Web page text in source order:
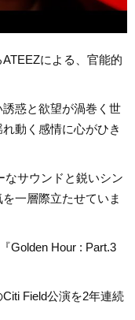
による、官能的
惑と欲望が渦巻く世
動く感情に心がひき
なサウンドと鋭いシン
一層際立たせていま
Golden Hour : Part.3
Field公演を2年連続